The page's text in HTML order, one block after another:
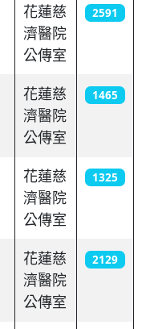
花蓮慈
濟醫院
公傳室
2591
花蓮慈
濟醫院
公傳室
1465
花蓮慈
濟醫院
公傳室
1325
花蓮慈
濟醫院
公傳室
2129